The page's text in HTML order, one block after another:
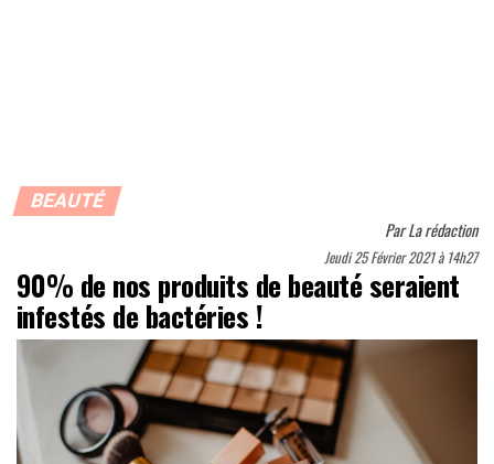
BEAUTÉ
ParLa rédaction
Jeudi 25 Février 2021 à 14h27
90% de nos produits de beauté seraient
infestés de bactéries !